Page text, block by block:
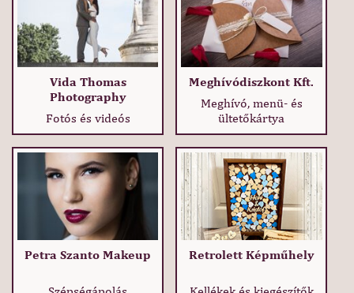
Vida Thomas
Photography
Fotós és videós
Meghívódiszkont Kft.
Meghívó, menü- és
ültetőkártya
Petra Szanto Makeup Retrolett Képműhely